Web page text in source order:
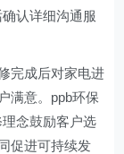
认详细沟通服
完成后对家电进
满意。ppb环保
念鼓励客户选
促进可持续发